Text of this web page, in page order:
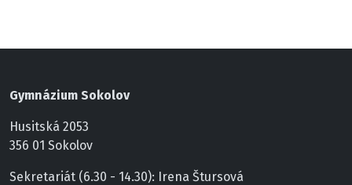
Gymnázium Sokolov
Husitská 2053
356 01 Sokolov
Sekretariát (6.30 - 14.30): Irena Štursová